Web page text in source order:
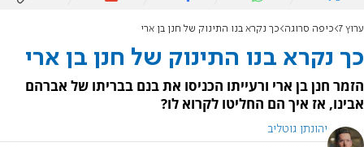
ערוץ 7 כיפה סרוגה כך נקרא בנו התינוק של חנן בן ארי
כך נקרא בנו התינוק של חנן בן ארי
הזמר חנן בן ארי ורעייתו הכניסו את בנם בבריתו של אברהם
אבינו, אז איך הם החליטו לקרוא לו?
יהונתן גוטליב